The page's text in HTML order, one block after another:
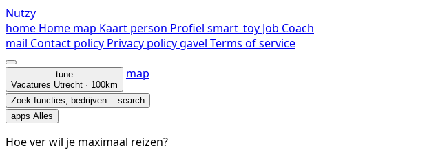
Nutzy
home Home map Kaart person Profiel smart_toy Job Coach
mail Contact policy Privacy policygavel Terms of service
tune
Vacatures Utrecht · 100km
map
Zoek functies, bedrijven... search
apps Alles
Hoe ver wil je maximaal reizen?